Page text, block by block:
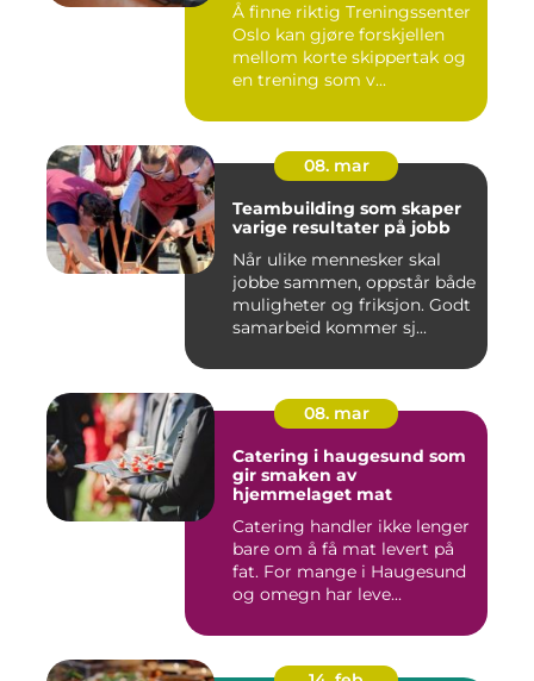
Å finne riktig Treningssenter
Oslo kan gjøre forskjellen
mellom korte skippertak og
en trening som v...
08. mar
Teambuilding som skaper
varige resultater på jobb
Når ulike mennesker skal
jobbe sammen, oppstår både
muligheter og friksjon. Godt
samarbeid kommer sj...
08. mar
Catering i haugesund som
gir smaken av
hjemmelaget mat
Catering handler ikke lenger
bare om å få mat levert på
fat. For mange i Haugesund
og omegn har leve...